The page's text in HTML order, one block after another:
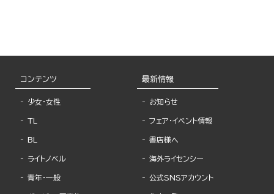
コンテンツ
少女・女性
TL
BL
ライトノベル
青年・一般
最新情報
お知らせ
フェア・イベント情報
書店様へ
海外ライセンシー
公式SNSアカウント